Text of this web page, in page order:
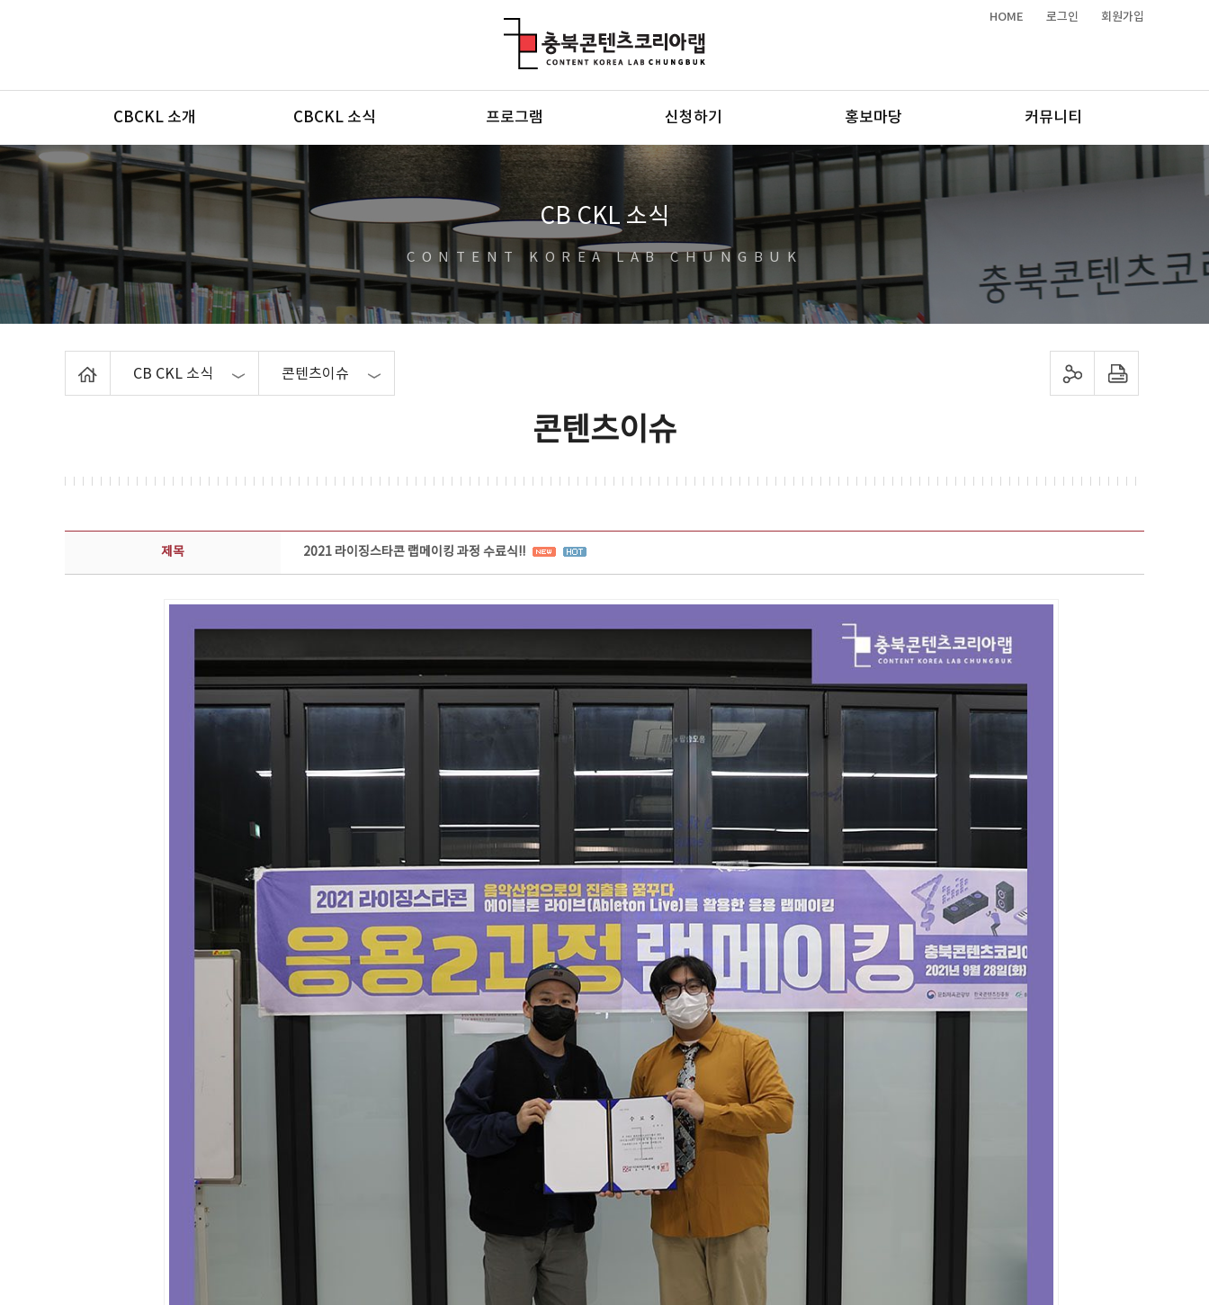
HOME 로그인 회원가입
메뉴
CBCKL 소개 CBCKL 소식 프로그램 신청하기 홍보마당 커뮤니티
CB CKL 소식
CONTENT KOREA LAB CHUNGBUK
CB CKL 소식 콘텐츠이슈 sns 공유하기 프린트하기
콘텐츠이슈
콘텐츠이슈 상세보기 - 제목, 담당부서, 담당자, 담당연락처, 내용, 첨부파일 정보 제공
제목 2021 라이징스타콘 랩메이킹 과정 수료식!!